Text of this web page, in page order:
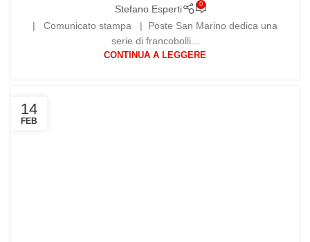
Stefano Esperti 0
| Comunicato stampa | Poste San Marino dedica una
serie di francobolli...
CONTINUA A LEGGERE
14
FEB